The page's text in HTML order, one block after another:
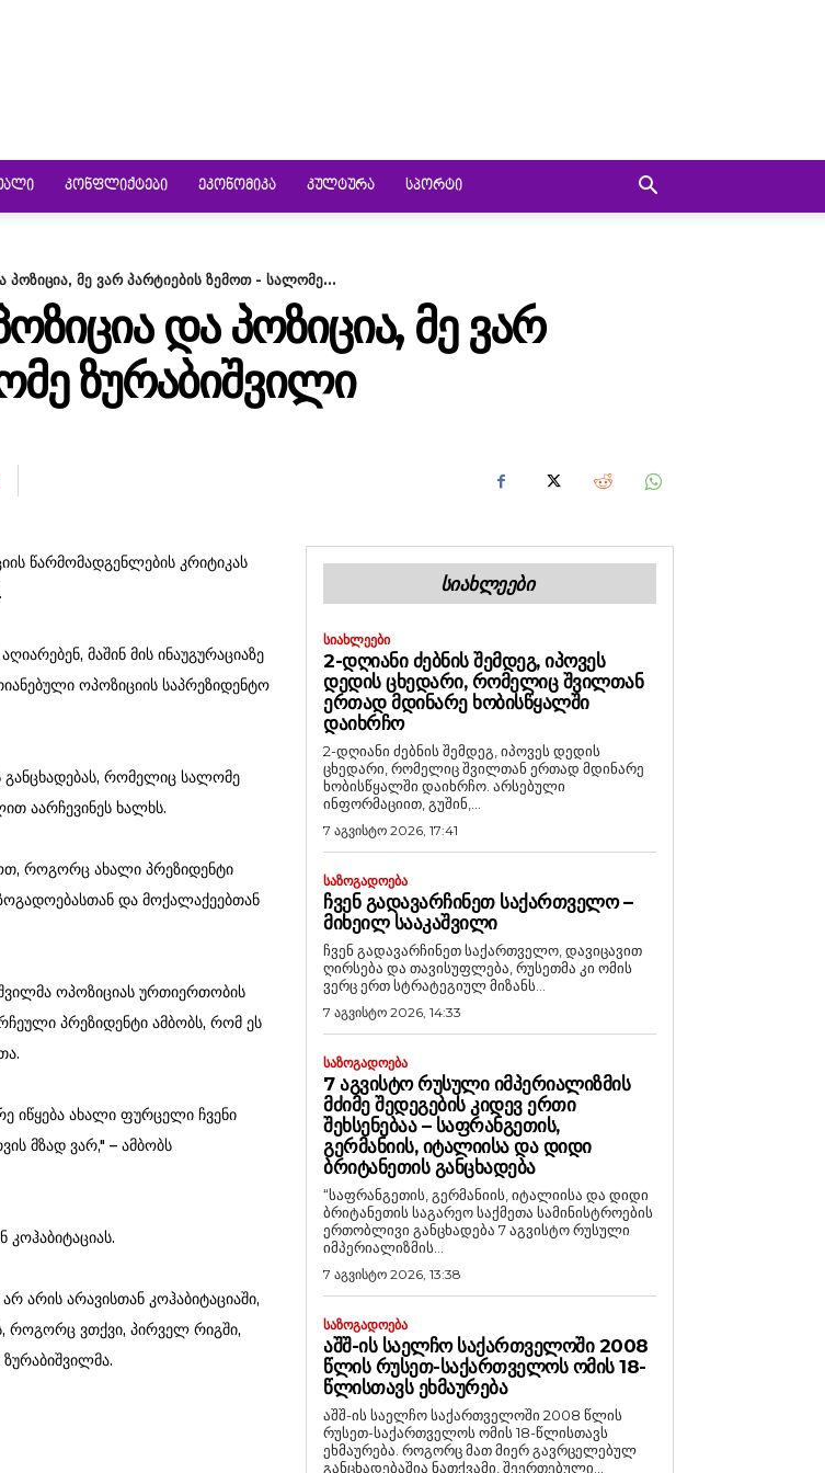
ᲙᲝᲜᲤᲚᲘᲥᲢᲔᲑᲘ ᲔᲙᲝᲜᲝᲛᲘᲙᲐ ᲙᲣᲚᲢᲣᲠᲐ ᲡᲞᲝᲠᲢᲘ
პოზიცია, მე ვარ პარტიების ზემოთ - სალომე...
ᲓᲐ ᲞᲝᲖᲘᲪᲘᲐ, ᲛᲔ ᲕᲐᲠ
ᲖᲣᲠᲐᲑᲘᲨᲕᲘᲚᲘ
წარმომადგენლების კრიტიკას
მაშინ მის ინაუგურაციაზე
ოპოზიციის საპრეზიდენტო
განცხადებას, რომელიც სალომე
აარჩევინეს ხალხს.
როგორც ახალი პრეზიდენტი
და მოქალაქეებთან
ოპოზიციას ურთიერთობის
პრეზიდენტი ამბობს, რომ ეს
იწყება ახალი ფურცელი ჩვენი
მზად ვარ," – ამბობს
კოჰაბიტაციას.
არის არავისთან კოჰაბიტაციაში,
როგორც ვთქვი, პირველ რიგში,
ᲡᲘᲐᲮᲚᲔᲔᲑᲘ
ᲡᲘᲐᲮᲚᲔᲔᲑᲘ
2-ᲓᲦᲘᲐᲜᲘ ᲫᲔᲑᲜᲘᲡ ᲨᲔᲛᲓᲔᲒ, ᲘᲞᲝᲕᲔᲡ
ᲓᲔᲓᲘᲡ ᲪᲮᲔᲓᲐᲠᲘ, ᲠᲝᲛᲔᲚᲘᲪ ᲨᲕᲘᲚᲗᲐᲜ
ᲔᲠᲗᲐᲓ ᲛᲓᲘᲜᲐᲠᲔ ᲮᲝᲑᲘᲡᲬᲧᲐᲚᲨᲘ
ᲓᲐᲘᲮᲠᲩᲝ
2-დღიანი ძებნის შემდეგ, იპოვეს დედის
ცხედარი, რომელიც შვილთან ერთად მდინარე
ხობისწყალში დაიხრჩო. არსებული
ინფორმაციით, გუშინ,...
7 აგვისტო 2026, 17:41
ᲡᲐᲖᲝᲒᲐᲓᲝᲔᲑᲐ
ᲩᲕᲔᲜ ᲒᲐᲓᲐᲕᲐᲠᲩᲘᲜᲔᲗ ᲡᲐᲥᲐᲠᲗᲕᲔᲚᲝ –
ᲛᲘᲮᲔᲘᲚ ᲡᲐᲐᲙᲐᲨᲕᲘᲚᲘ
ჩვენ გადავარჩინეთ საქართველო, დავიცავით
ღირსება და თავისუფლება, რუსეთმა კი ომის
ვერც ერთ სტრატეგიულ მიზანს...
7 აგვისტო 2026, 14:33
ᲡᲐᲖᲝᲒᲐᲓᲝᲔᲑᲐ
7 ᲐᲒᲕᲘᲡᲢᲝ ᲠᲣᲡᲣᲚᲘ ᲘᲛᲞᲔᲠᲘᲐᲚᲘᲖᲛᲘᲡ
ᲛᲫᲘᲛᲔ ᲨᲔᲓᲔᲒᲔᲑᲘᲡ ᲙᲘᲓᲔᲕ ᲔᲠᲗᲘ
ᲨᲔᲮᲡᲔᲜᲔᲑᲐᲐ – ᲡᲐᲤᲠᲐᲜᲒᲔᲗᲘᲡ,
ᲒᲔᲠᲛᲐᲜᲘᲘᲡ, ᲘᲢᲐᲚᲘᲘᲡᲐ ᲓᲐ ᲓᲘᲓᲘ
ᲑᲠᲘᲢᲐᲜᲔᲗᲘᲡ ᲒᲐᲜᲪᲮᲐᲓᲔᲑᲐ
“საფრანგეთის, გერმანიის, იტალიისა და დიდი
ბრიტანეთის საგარეო საქმეთა სამინისტროების
ერთობლივი განცხადება 7 აგვისტო რუსული
იმპერიალიზმის...
7 აგვისტო 2026, 13:38
ᲡᲐᲖᲝᲒᲐᲓᲝᲔᲑᲐ
ᲐᲨᲨ-ᲘᲡ ᲡᲐᲔᲚᲩᲝ ᲡᲐᲥᲐᲠᲗᲕᲔᲚᲝᲨᲘ 2008
ᲬᲚᲘᲡ ᲠᲣᲡᲔᲗ-ᲡᲐᲥᲐᲠᲗᲕᲔᲚᲝᲡ ᲝᲛᲘᲡ 18-
ᲬᲚᲘᲡᲗᲐᲕᲡ ᲔᲮᲛᲐᲣᲠᲔᲑᲐ
აშშ-ის საელჩო საქართველოში 2008 წლის
რუსეთ-საქართველოს ომის 18-წლისთავს
ეხმაურება. როგორც მათ მიერ გავრცელებულ
განცხადებაშია ნათქვამი, შეერთებული...